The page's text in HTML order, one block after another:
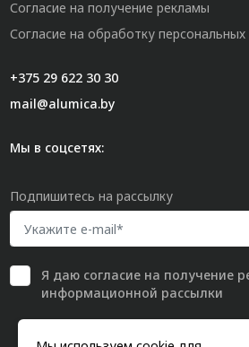
Согласие на получение рекламы
Согласие на обработку
+375 29 622 30 30
mail@alumica.by
Мы в соцсетях:
Подпишитесь на рассылку
Я даю согласиена получение
информационной рассылки